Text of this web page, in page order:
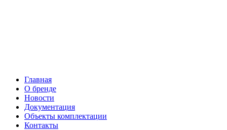
Главная
О бренде
Новости
Документация
Объекты комплектации
Контакты